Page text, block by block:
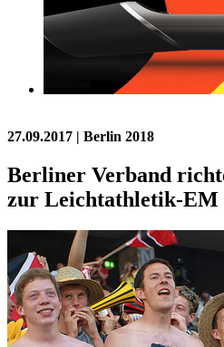
27.09.2017 | Berlin 2018
Berliner Verband
zur Leichtathletik-EM